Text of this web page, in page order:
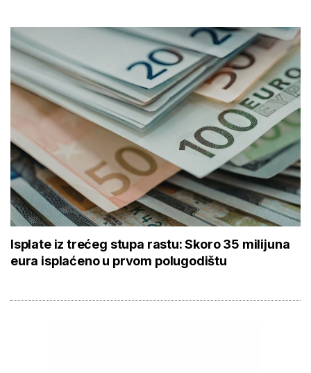
Isplate iz trećeg stupa rastu: Skoro 35 milijuna
eura isplaćeno u prvom polugodištu